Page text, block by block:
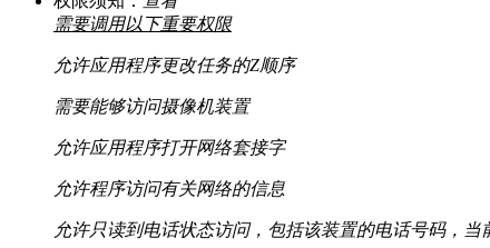
需要调用以下重要权限
允许应用程序更改任务的Z顺序
需要能够访问摄像机装置
允许应用程序打开网络套接字
允许程序访问有关网络的信息
允许只读到电话状态访问，包括该装置的电话号码，